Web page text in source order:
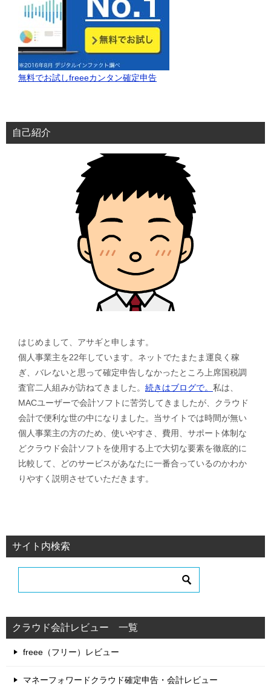
無料でお試しfreeeカンタン確定申告
自己紹介
はじめまして、アサギと申します。
個人事業主を22年しています。ネットでたまたま運良く稼
ぎ、バレないと思って確定申告しなかったところ上席国税調
査官二人組みが訪ねてきました。 続きはブログで。 私は、
MACユーザーで会計ソフトに苦労してきましたが、クラウド
会計で便利な世の中になりました。当サイトでは時間が無い
個人事業主の方のため、使いやすさ、費用、サポート体制な
どクラウド会計ソフトを使用する上で大切な要素を徹底的に
比較して、どのサービスがあなたに一番合っているのかわか
りやすく説明させていただきます。
サイト内検索
クラウド会計レビュー 一覧
freee（フリー）レビュー
マネーフォワードクラウド確定申告・会計レビュー